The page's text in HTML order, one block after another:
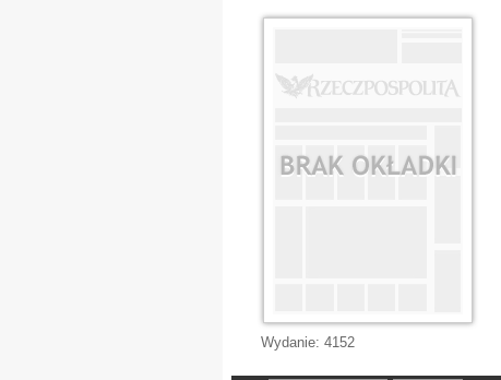
Wydanie: 4152